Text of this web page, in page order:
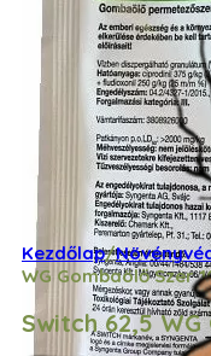
Kezdőlap/
WG Gombaölő Szer
Switch 62,5